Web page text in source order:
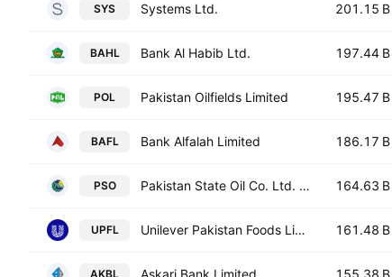
SYS Systems Ltd. 201.15 B
BAHL Bank Al Habib Ltd. 197.44 B
POL Pakistan Oilfields Limited 195.47 B
BAFL Bank Alfalah Limited 186.17 B
PSO Pakistan State Oil Co. Ltd. Class I 164.63 B
UPFL Unilever Pakistan Foods Limited 161.48 B
AKBL Askari Bank Limited 155.38 B